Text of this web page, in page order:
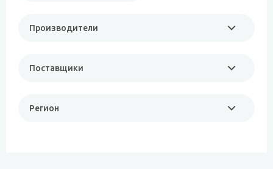
Производители
Поставщики
Регион